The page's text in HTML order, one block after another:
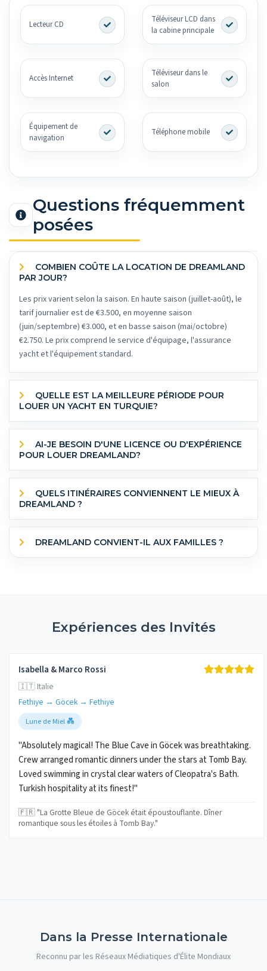
Lecteur CD
Téléviseur LCD dans
la cabine principale
Accès Internet
Téléviseur dans le
salon
Équipement de
navigation
Téléphone mobile
Questions fréquemment
posées
PAR JOUR?
Les prix varient selon la saison. En haute saison (juillet-août), le
tarif journalier est de €3.500, en moyenne saison
(juin/septembre) €3.000, et en basse saison (mai/octobre)
€2.750. Le prix comprend le service d'équipage, l'assurance
yacht et l'équipement standard.
LOUER UN YACHT EN TURQUIE?
POUR LOUER DREAMLAND?
DREAMLAND ?
DREAMLAND CONVIENT-IL AUX FAMILLES ?
Expériences des Invités
Isabella & Marco Rossi
🇮🇹 Italie
Fethiye → Göcek → Fethiye
Lune de Miel 💑
"Absolutely magical! The Blue Cave in Göcek was breathtaking.
Crew arranged romantic dinners under the stars at Tomb Bay.
Loved swimming in crystal clear waters of Cleopatra's Bath.
Turkish hospitality at its finest!"
🇫🇷 "La Grotte Bleue de Göcek était époustouflante. Dîner
romantique sous les étoiles à Tomb Bay."
Dans la Presse Internationale
Reconnu par les Réseaux Médiatiques d'Élite Mondiaux